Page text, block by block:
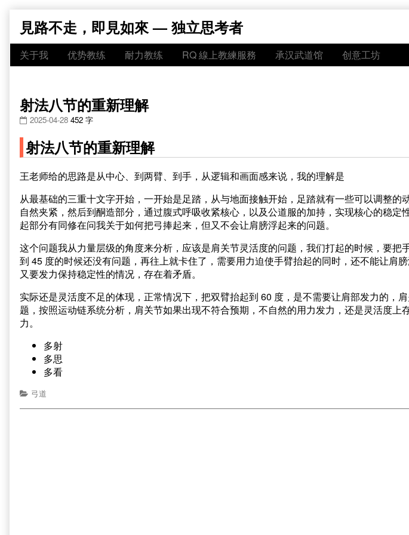
content
見路不走，即見如來 — 独立思考者
关于我 优势教练 耐力教练 RQ 線上教練服務 承汉武道馆 创意工坊
射法八节的重新理解
2025-04-28 452 字
射法八节的重新理解
王老师给的思路是从中心、到两臂、到手，从逻辑和画面感来说，我的理解是
从最基础的三重十文字开始，一开始是足踏，从与地面接触开始，足踏就有一些可以调整的
自然夹紧，然后到酮造部分，通过腹式呼吸收紧核心，以及公道服的加持，实现核心的稳定
起部分有同修在问我关于如何把弓捧起来，但又不会让肩膀浮起来的问题。
这个问题我从力量层级的角度来分析，应该是肩关节灵活度的问题，我们打起的时候，要把
到 45 度的时候还没有问题，再往上就卡住了，需要用力迫使手臂抬起的同时，还不能让肩
又要发力保持稳定性的情况，存在着矛盾。
实际还是灵活度不足的体现，正常情况下，把双臂抬起到 60 度，是不需要让肩部发力的，
题，按照运动链系统分析，肩关节如果出现不符合预期，不自然的用力发力，还是灵活度上
力。
多射
多思
多看
弓道